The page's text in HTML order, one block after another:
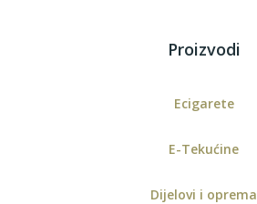
Proizvodi
Ecigarete
E-Tekućine
Dijelovi i oprema